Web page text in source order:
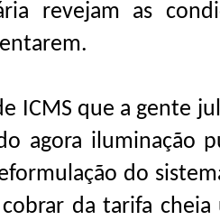
revejam as
ICMS que a gente
agora iluminação
do
da tarifa